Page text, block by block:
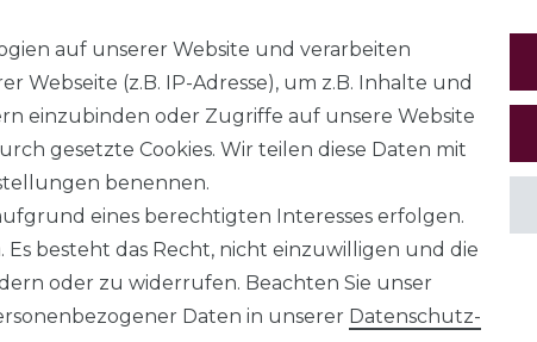
auf unserer Website und verarbeiten
Webseite (z.B. IP-Adresse), um z.B. Inhalte und
einzubinden oder Zugriffe auf unsere Website
gesetzte Cookies. Wir teilen diese Daten mit
benennen.
eines berechtigten Interesses erfolgen.
besteht das Recht, nicht einzuwilligen und die
oder zu widerrufen. Beachten Sie unser
Daten in unserer Daten­schutz­